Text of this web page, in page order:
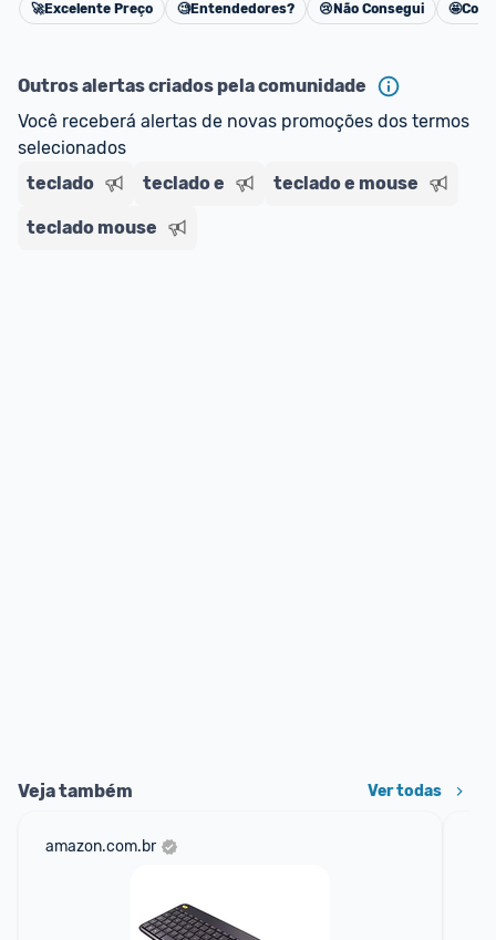
Cancelar
🚀Excelente Preço 🧐Entendedores? 😢 Não Consegui 🤩
Outros alertas criados pela comunidade
Você receberá alertas de novas promoções dos termos
selecionados
teclado
teclado e teclado e mouse
teclado mouse
Veja também Ver todas
amazon.com.br